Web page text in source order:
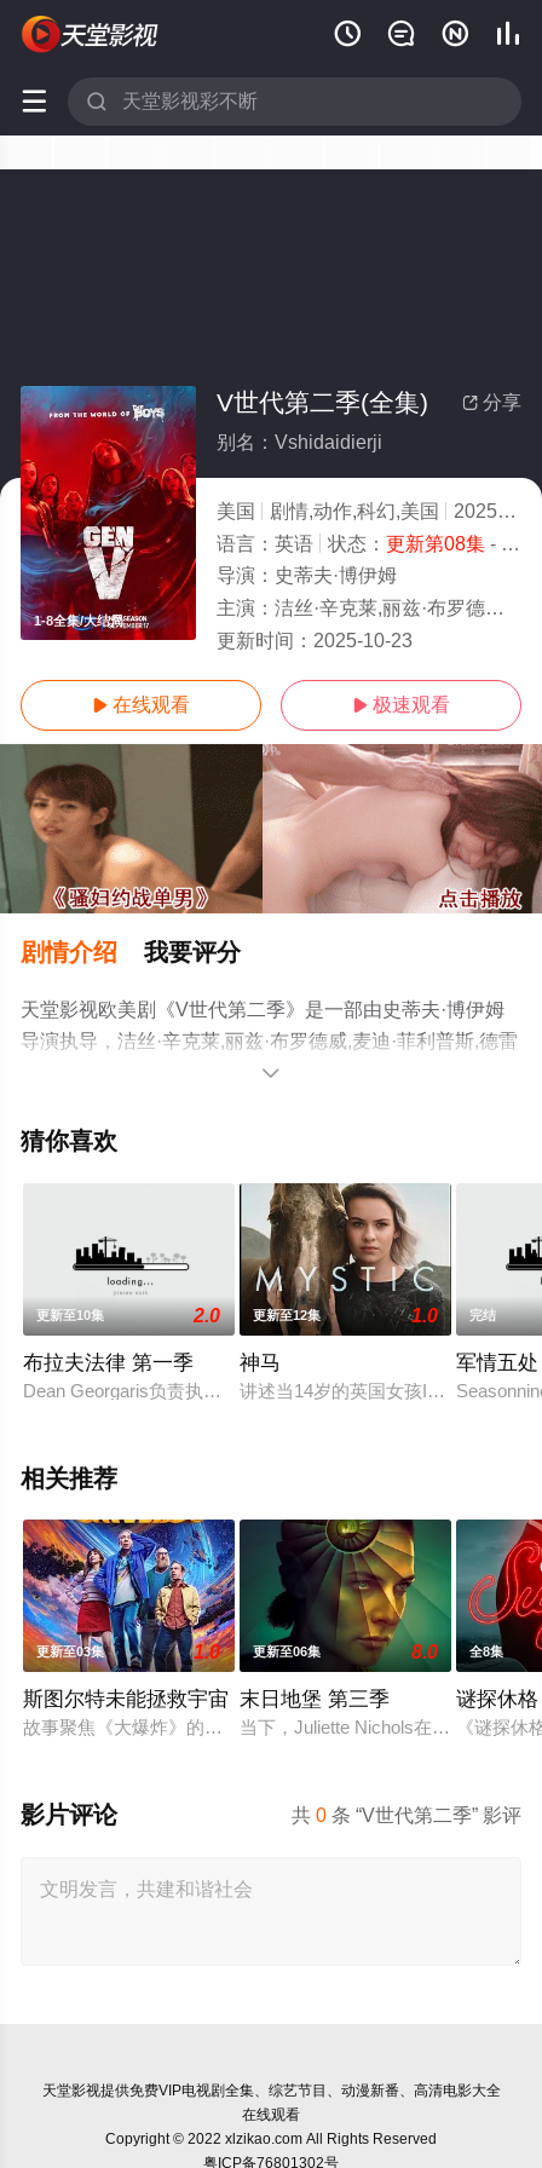
   
 
1-8全集/大结局
 分享
V世代第二季(全集)
别名：Vshidaidierji
美国 剧情,动作,科幻,美国 2025
5.0
语言： 英语 状态： 更新第08集- 免费在线观看
导演： 史蒂夫·博伊姆
主演： 洁丝·辛克莱,丽兹·布罗德威,麦迪·菲利普斯,德雷克·卢,伦敦·托尔,阿萨·格尔曼
更新时间： 2025-10-23
 在线观看  极速观看
剧情介绍 我要评分
天堂影视欧美剧《V世代第二季》是一部由史蒂夫·博伊姆
导演执导，洁丝·辛克莱,丽兹·布罗德威,麦迪·菲利普斯,德雷
克·卢,伦敦·托尔,阿萨·格尔曼,哈米什·林克莱特,蔡斯·克劳福
斯,Dante,Jemmott,Stephen,Kalyn,基雅·金,Julia,Knope,等
集），手机免费观看高清无删减完整版电视剧全集就上天
堂电影网，更多相关信息可移步至豆瓣电视剧、电视猫或
剧情网等平台了解。

猜你喜欢
更新至10集 2.0
布拉夫法律 第一季
Dean Georgaris负责执笔的《布拉夫法律 Bluff City Law》讲述
更新至12集 1.0
神马
讲述当14岁的英国女孩Issie Brown
完结
军情五
相关推荐
更新至03集 1.0
斯图尔特未能拯救宇宙
故事聚焦《大爆炸》的漫画书老板斯图尔特·布鲁姆，他弄坏了
更新至06集 8.0
末日地堡 第三季
当下，Juliette Nichols在被迫接受“
全8集
谜探休
《谜探
共0 条 “V世代第二季” 影评
影片评论
天堂影视提供免费VIP电视剧全集、综艺节目、动漫新番、高清电影大全
在线观看
Copyright © 2022 xlzikao.com All Rights Reserved
粤ICP备76801302号